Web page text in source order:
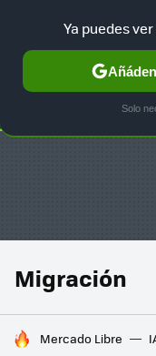
SELECCIÓN GAMING
Migración
HOY SE HABLA DE
Mercado Libre
Ya puedes
Solo